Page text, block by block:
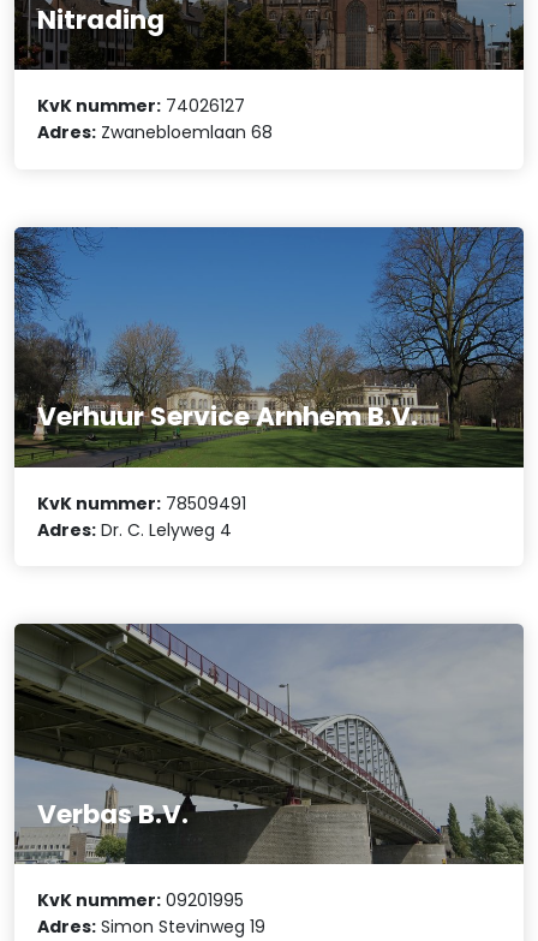
Nitrading
KvK nummer: 74026127
Adres: Zwanebloemlaan 68
Verhuur Service Arnhem B.V.
KvK nummer: 78509491
Adres: Dr. C. Lelyweg 4
Verbas B.V.
KvK nummer: 09201995
Adres: Simon Stevinweg 19